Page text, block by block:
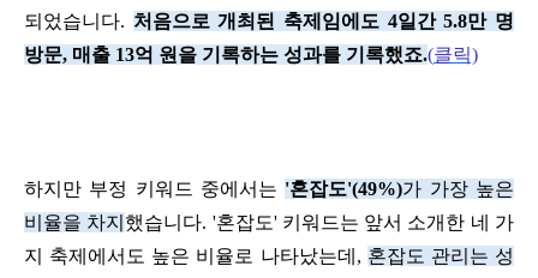
되었습니다. 처음으로 개최된 축제임에도 4일간5.8만 명
방문, 매출 13억 원을 기록하는 성과를 기록했죠.(클릭)
하지만 부정 키워드 중에서는 '혼잡도'(49%)가 가장 높은
비율을 차지 했습니다. '혼잡도' 키워드는 앞서 소개한 네 가
지 축제에서도 높은 비율로 나타났는데 , 혼잡도 관리는 성